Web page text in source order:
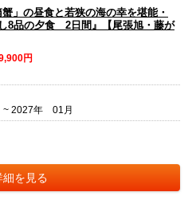
」の昼食と若狭の海の幸を堪能・
8品の夕食 2日間』【尾張旭・藤が
円
2027年 01月
細を見る